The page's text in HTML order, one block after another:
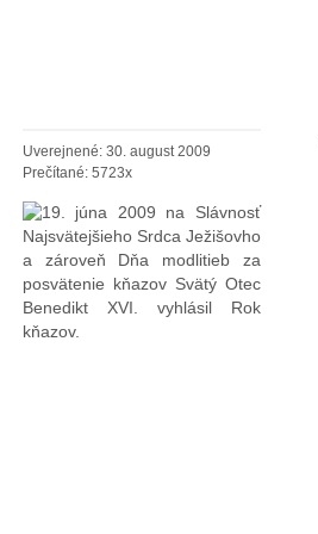
Uverejnené: 30. august 2009
Prečítané: 5723x
19. júna 2009 na Slávnosť
Najsvätejšieho Srdca Ježišovho
a zároveň Dňa modlitieb za
posvätenie kňazov Svätý Otec
Benedikt XVI. vyhlásil Rok
kňazov.
TÁBOR
PRE
MLÁDEŽ